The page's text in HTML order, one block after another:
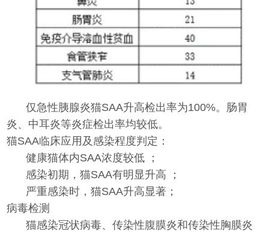
仅急性胰腺炎猫SAA升高检出率为100%。肠胃
炎、中耳炎等炎症检出率均较低。
猫SAA临床应用及 感染程度判定：
健康猫体内SAA浓度较低 ；
感染初期，猫SAA有明显升高 ；
严重感染时，猫SAA升高显著；
病毒检测
猫感染冠状病毒、传染性腹膜炎和传染性胸膜炎